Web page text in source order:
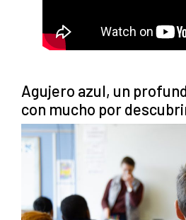
Agujero azul, un
con mucho por